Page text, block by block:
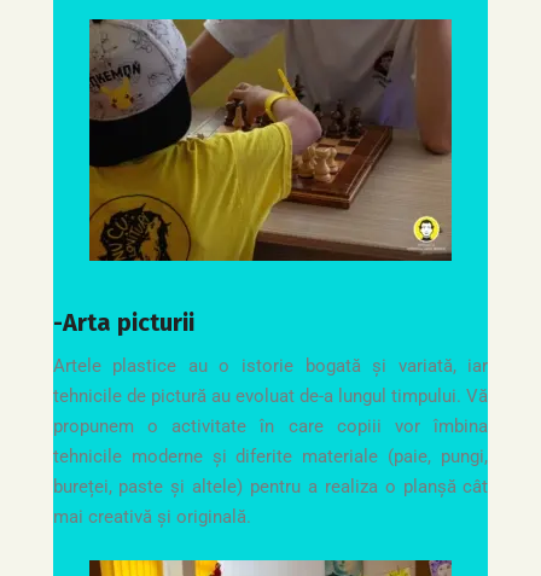
-Arta picturii
Artele plastice au o istorie bogată și variată, iar
tehnicile de pictură au evoluat de-a lungul timpului. Vă
propunem o activitate în care copiii vor îmbina
tehnicile moderne și diferite materiale (paie, pungi,
bureței, paste și altele) pentru a realiza o planșă cât
mai creativă și originală.